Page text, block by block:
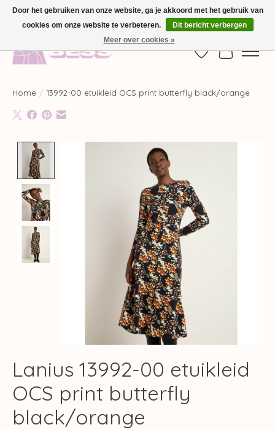
GRATIS VERZENDING VANAF €100,-
Verlanglijst
Home / 13992-00 etuikleid OCS print butterfly black/orange
Product image slideshow Items
Lanius 13992-00 etuikleid
OCS print butterfly
black/orange
Door het gebruiken van onze website, ga je akkoord met het gebruik van
cookies om onze website te verbeteren.
Dit bericht verbergen
Meer over cookies »